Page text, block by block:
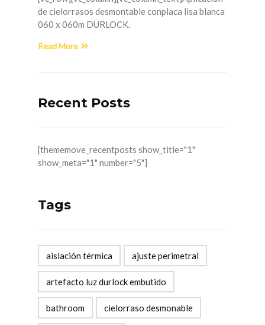
de cielorrasos desmontable conplaca lisa blanca
060 x 060m DURLOCK.
Read More
Recent Posts
[thememove_recentposts show_title="1"
show_meta="1" number="5"]
Tags
aislación térmica ajuste perimetral
artefacto luz durlock embutido
bathroom cielorraso desmonable